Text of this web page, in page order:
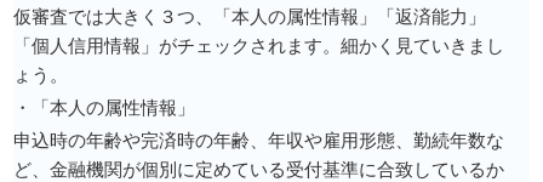
仮審査では大きく３つ、「本人の属性情報」「返済能力」
「個人信用情報」がチェックされます。細かく見ていきまし
ょう。
・「本人の属性情報」
申込時の年齢や完済時の年齢、年収や雇用形態、勤続年数な
ど、金融機関が個別に定めている受付基準に合致しているか